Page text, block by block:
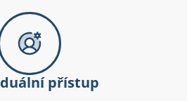
přístup